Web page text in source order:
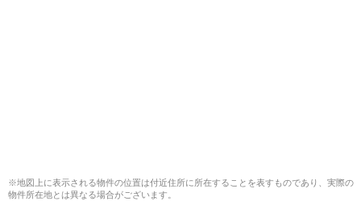
※地図上に表示される物件の位置は付近住所に所在することを表すものであり、実際の
物件所在地とは異なる場合がございます。